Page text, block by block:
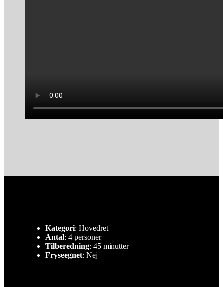
Kategori: Hovedret
Antal: 4 personer
Tilberedning: 45 minutter
Fryseegnet: Nej